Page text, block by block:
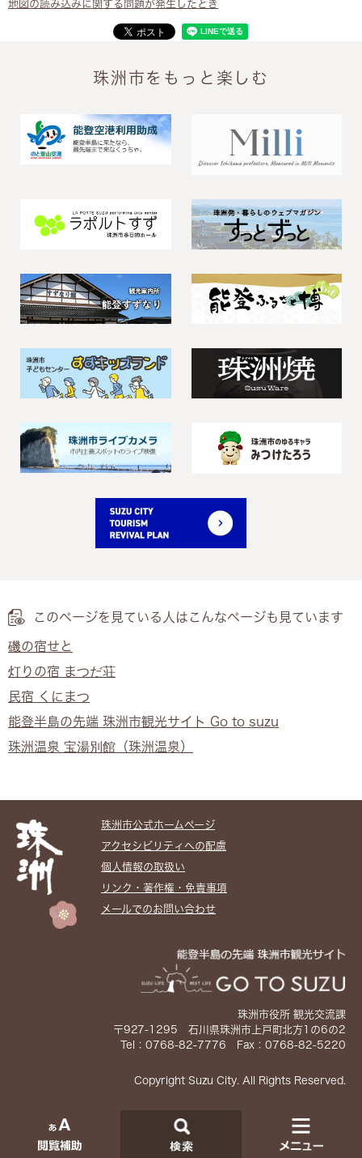
地図の読み込みに関する問題が発生したとき
珠洲市をもっと楽しむ
このページを見ている人は こんなページも見ています
磯の宿せと
灯りの宿 まつだ荘
民宿 くにまつ
能登半島の先端 珠洲市観光サイト Go to suzu
珠洲温泉 宝湯別館（珠洲温泉）
珠洲市公式ホームぺージ
アクセシビリティへの配慮
個人情報の取扱い
リンク・著作権・免責事項
メールでのお問い合わせ
珠洲市役所 観光交流課
〒927-1295 石川県珠洲市上戸町北方1の6の2
Tel：0768-82-7776 Fax：0768-82-5220
Copyright Suzu City. All Rights Reserved.